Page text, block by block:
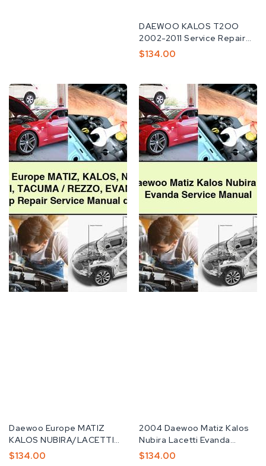
공
급
업
DAEWOO KALOS T2OO
2002-2011 Service Repair
Manual
정
$134.00
Daewoo
Europe
MATIZ
KALOS
NUBIRA/LACETTI
TACUMA/REZZO
EVAndA
Car
Workshop
Service
Repair
Manual
download
공
급
업
Daewoo Europe MATIZ
KALOS NUBIRA/LACETTI
TACUMA/REZZO EVAndA
정
$134.00
2004
Daewoo
Matiz
Kalos
Nubira
Lacetti
Service
Manual
공
급
업
2004 Daewoo Matiz Kalos
Nubira Lacetti Evanda
Service Repair Manual
정
$134.00